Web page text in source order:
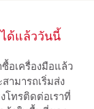
ได้แล้ววันนี้
อเครื่องมือแล้ว
ามารถเริ่มส่ง
โทรติดต่อเราที่